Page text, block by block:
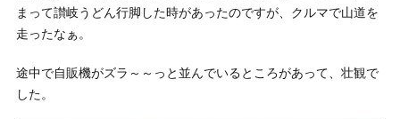
まって讃岐うどん行脚した時があったのですが、クルマで山道を
走ったなぁ。
途中で自販機がズラ～～っと並んでいるところがあって、壮観で
した。